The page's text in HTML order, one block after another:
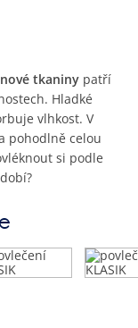
tkaniny patří
Hladké
vlhkost. V
pohodlně celou
si podle